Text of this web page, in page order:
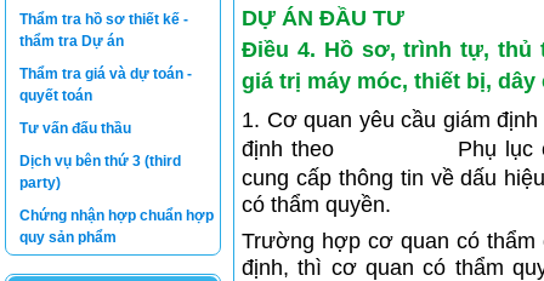
Thẩm tra hồ sơ thiết kế -
thẩm tra Dự án
Thẩm tra giá và dự toán -
quyết toán
Tư vấn đấu thầu
Dịch vụ bên thứ 3 (third
party)
Chứng nhận hợp chuẩn hợp
quy sản phẩm
DỰ ÁN ĐẦU TƯ
Điều 4. Hồ sơ, trình tự, thủ
giá trị máy móc, thiết bị,
1. Cơ quan yêu cầu giám
định theo
Phụ lục
cung cấp thông tin về dấu
có thẩm quyền.
Trường hợp cơ quan có
định, thì cơ quan có thẩm